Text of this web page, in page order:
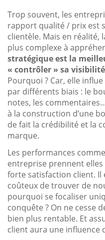
Trop souvent, les
rapport qualité / prix est
clientèle. Mais en réalité,
plus complexe à
stratégique est la
« contrôler » sa
Pourquoi ? Car, elle
par différents biais : le
notes, les
à la construction d’une
de fait la crédibilité et la
marque.
Les performances
entreprise prennent
forte satisfaction client. Il
coûteux de trouver de
pourquoi se focaliser
conquête ? On ne cesse
bien plus rentable. Et
client aura une influence